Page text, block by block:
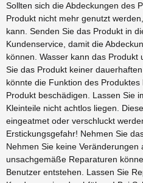
Sollten sich die Abdeckungen des
Produkt nicht mehr genutzt
kann. Senden Sie das Produkt in
Kundenservice, damit die
können. Wasser kann das Produkt
Sie das Produkt keiner
könnte die Funktion des
Produkt beschädigen. Lassen Sie
Kleinteile nicht achtlos liegen.
eingeatmet oder verschluckt
Erstickungsgefahr! Nehmen Sie
Nehmen Sie keine Veränderungen
unsachgemäße Reparaturen
Benutzer entstehen. Lassen Sie